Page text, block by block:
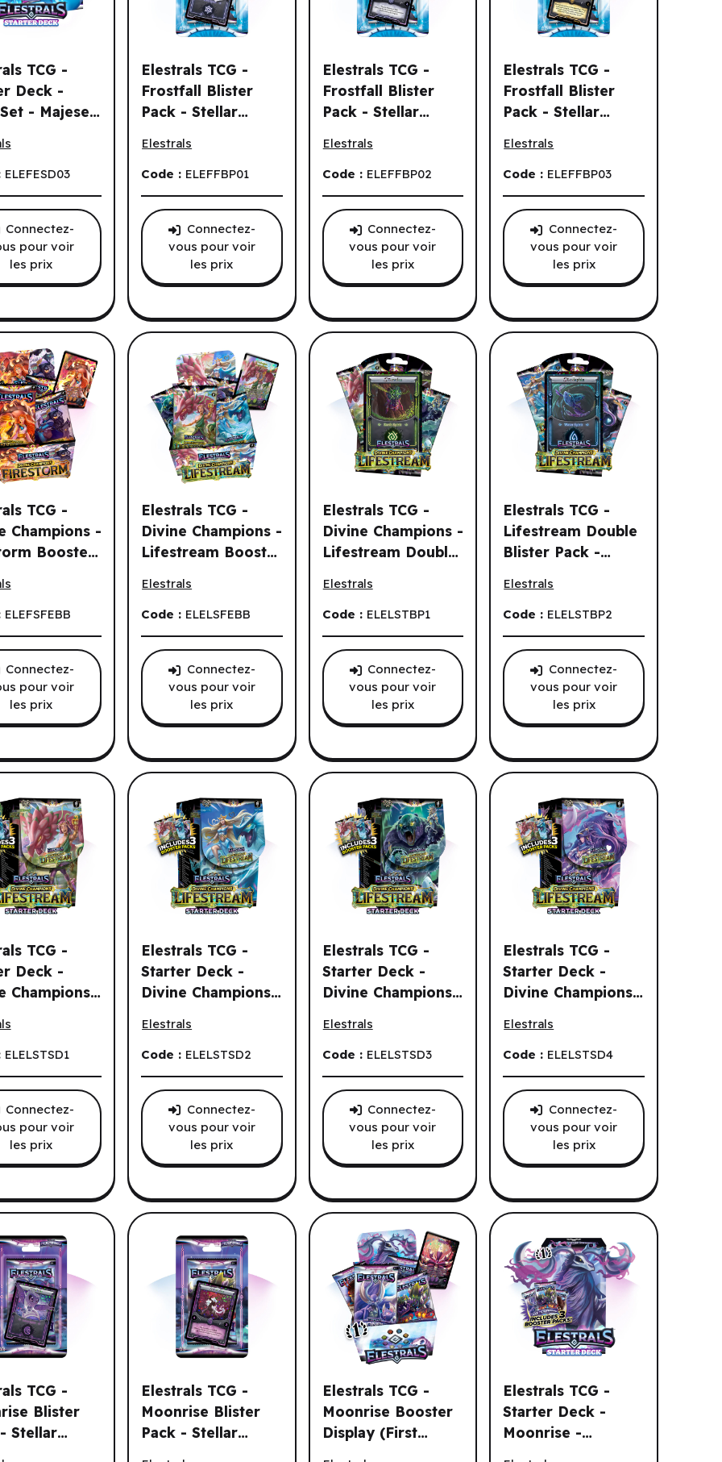
TCG -
Deck -
- Majesea
ELEFESD03
Connectez-
pour voir
les prix
Elestrals TCG -
Frostfall Blister
Pack - Stellar
Edition) (3pk) (EN)
Elestrals
Code : ELEFFBP01
Connectez-
vous pour voir
les prix
Elestrals TCG -
Frostfall Blister
Pack - Stellar
Edition) (3pk) (EN)
Elestrals
Code : ELEFFBP02
Connectez-
vous pour voir
les prix
Elestrals TCG -
Frostfall Blister
Pack - Stellar
Edition) (3pk) (EN)
Elestrals
Code : ELEFFBP03
Connectez-
vous pour voir
les prix
TCG -
Champions -
Booster
ELEFSFEBB
Connectez-
pour voir
les prix
Elestrals TCG -
Divine Champions -
Lifestream Booster
(EN)
Elestrals
Code : ELELSFEBB
Connectez-
vous pour voir
les prix
Elestrals TCG -
Divine Champions -
Lifestream Double
Stellar Teratlas
(3pk) (EN)
Elestrals
Code : ELELSTBP1
Connectez-
vous pour voir
les prix
Elestrals TCG -
Lifestream Double
Blister Pack -
Leviaphin (3pk)
(EN)
Elestrals
Code : ELELSTBP2
Connectez-
vous pour voir
les prix
TCG -
Deck -
Champions -
(EN)
ELELSTSD1
Connectez-
pour voir
les prix
Elestrals TCG -
Starter Deck -
Divine Champions -
Aphrodite (EN)
Elestrals
Code : ELELSTSD2
Connectez-
vous pour voir
les prix
Elestrals TCG -
Starter Deck -
Divine Champions -
Khione (EN)
Elestrals
Code : ELELSTSD3
Connectez-
vous pour voir
les prix
Elestrals TCG -
Starter Deck -
Divine Champions -
Artemis (EN)
Elestrals
Code : ELELSTSD4
Connectez-
vous pour voir
les prix
TCG -
Blister
Stellar
Elestrals TCG -
Moonrise Blister
Pack - Stellar
Elestrals TCG -
Moonrise Booster
Display (First
Elestrals TCG -
Starter Deck -
Moonrise -